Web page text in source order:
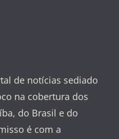
de notícias sediado
na cobertura dos
do Brasil e do
é com a